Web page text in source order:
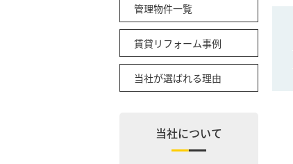
管理物件一覧
賃貸リフォーム事例
当社が選ばれる理由
当社について